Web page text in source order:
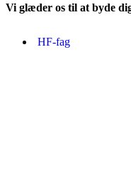
Vi glæder os til at byde
HF-fag